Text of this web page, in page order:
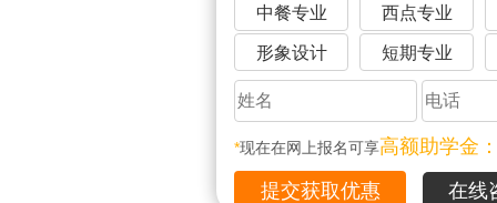
中餐专业 西点专业
形象设计 短期专业
*现在在网上报名可享高额助学金
在线